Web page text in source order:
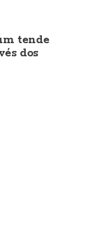
tende
dos